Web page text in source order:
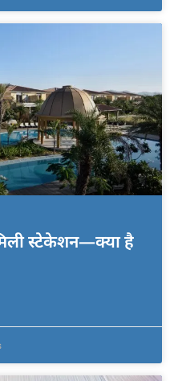
स्टेकेशन—क्या है